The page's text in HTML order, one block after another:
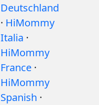
Deutschland
· HiMommy
Italia ·
HiMommy
France ·
HiMommy
Spanish ·